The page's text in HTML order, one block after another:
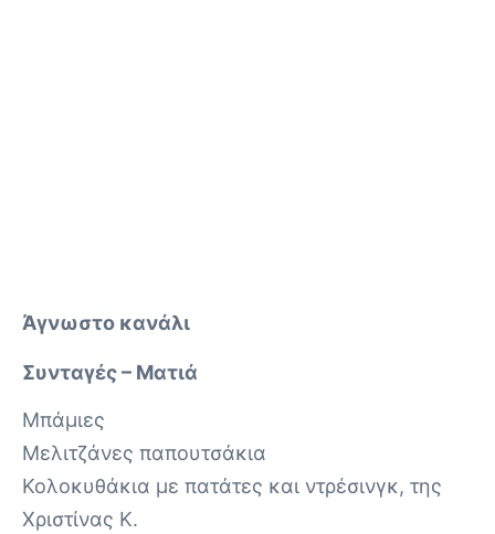
Άγνωστο κανάλι
Συνταγές – Ματιά
Μπάμιες
Μελιτζάνες παπουτσάκια
Κολοκυθάκια με πατάτες και ντρέσινγκ, της
Χριστίνας Κ.